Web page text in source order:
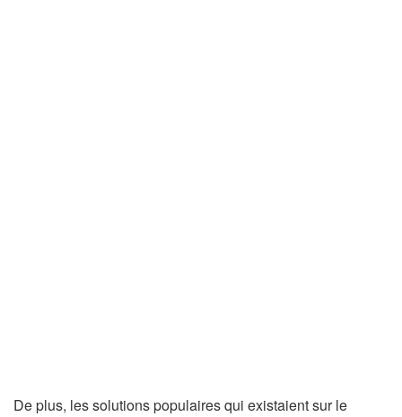
De plus, les solutions populaires qui existaient sur le